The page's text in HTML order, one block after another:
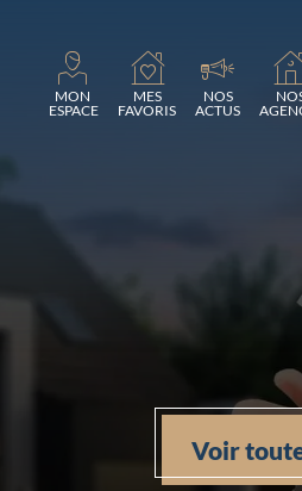
MON
ESPACE
Chargement...
MES
FAVORIS
NOS
ACTUS
Voir